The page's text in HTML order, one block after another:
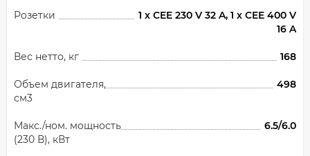
Розетки
1 x CEE 230 V 32 A, 1 x CEE 400 V
16 A
Вес нетто, кг 168
Объем двигателя,
см3
498
Макс./ном. мощность
(230 В), кВт
6.5/6.0